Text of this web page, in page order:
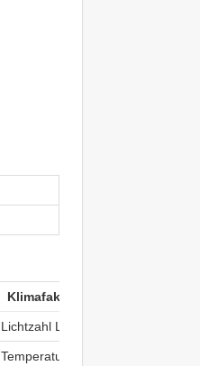
Klimafaktoren
Lichtzahl L
Temperaturzahl T